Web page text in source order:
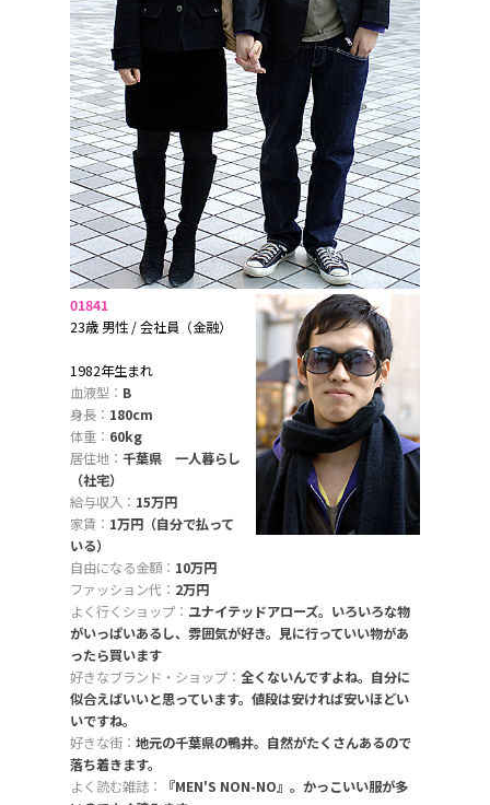
01841
23歳 男性 / 会社員（金融）
1982年生まれ
血液型： B
身長： 180cm
体重： 60kg
居住地： 千葉県 一人暮らし
（社宅）
給与収入： 15万円
家賃： 1万円（自分で払って
いる）
自由になる金額： 10万円
ファッション代： 2万円
よく行くショップ： ユナイテッドアローズ。いろいろな物
がいっぱいあるし、雰囲気が好き。見に行っていい物があ
ったら買います
好きなブランド・ショップ： 全くないんですよね。自分に
似合えばいいと思っています。値段は安ければ安いほどい
いですね。
好きな街： 地元の千葉県の鴨井。自然がたくさんあるので
落ち着きます。
よく読む雑誌：
『MEN'S NON-NO』。かっこいい服が多